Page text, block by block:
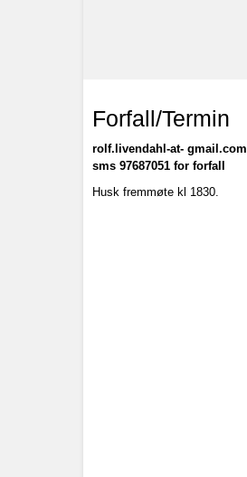
Forfall/Termin
rolf.livendahl-at- gmail.com
sms 97687051 for forfall
Husk fremmøte kl 1830.